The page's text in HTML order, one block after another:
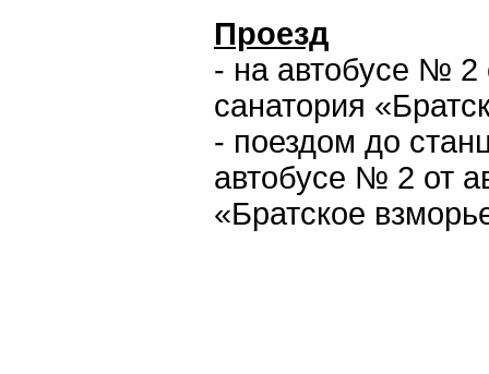
Проезд
- на автобусе № 2
санатория
- поездом до
автобусе № 2 от
«Братское